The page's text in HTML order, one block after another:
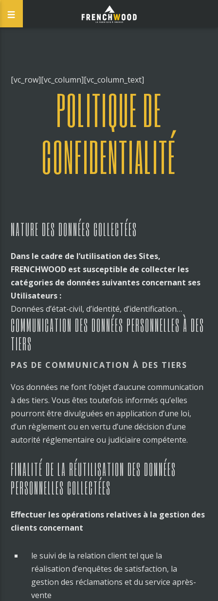
[vc_row][vc_column][vc_column_text]
POLITIQUE DE
CONFIDENTIALITÉ
NATURE DES DONNÉES COLLECTÉES
Dans le cadre de l’utilisation des Sites,
FRENCHWOOD est susceptible de collecter les
catégories de données suivantes concernant ses
Utilisateurs :
Données d’état-civil, d’identité, d’identification…
COMMUNICATION DES DONNÉES PERSONNELLES À DES
TIERS
PAS DE COMMUNICATION À DES TIERS
Vos données ne font l’objet d’aucune communication
à des tiers. Vous êtes toutefois informés qu’elles
pourront être divulguées en application d’une loi,
d’un règlement ou en vertu d’une décision d’une
autorité réglementaire ou judiciaire compétente.
FINALITÉ DE LA RÉUTILISATION DES DONNÉES
PERSONNELLES COLLECTÉES
Effectuer les opérations relatives à la gestion des
clients concernant
le suivi de la relation client tel que la
réalisation d’enquêtes de satisfaction, la
gestion des réclamations et du service après-
vente